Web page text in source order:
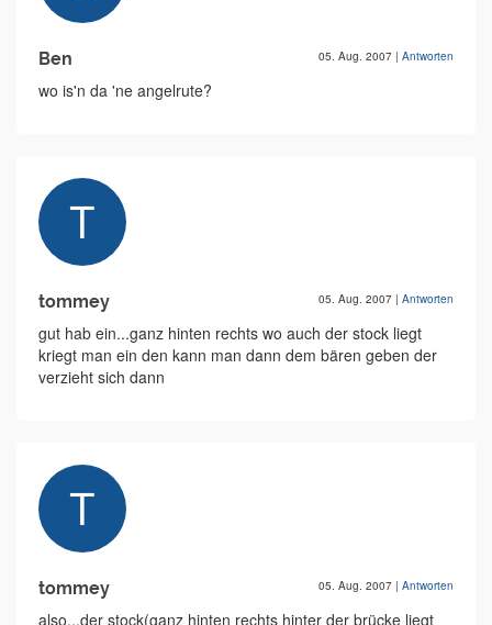
Ben 05. Aug. 2007 | Antworten
wo is'n da 'ne angelrute?
tommey 05. Aug. 2007 | Antworten
gut hab ein...ganz hinten rechts wo auch der stock liegt
kriegt man ein den kann man dann dem bären geben der
verzieht sich dann
tommey 05. Aug. 2007 | Antworten
also...der stock(ganz hinten rechts hinter der brücke liegt